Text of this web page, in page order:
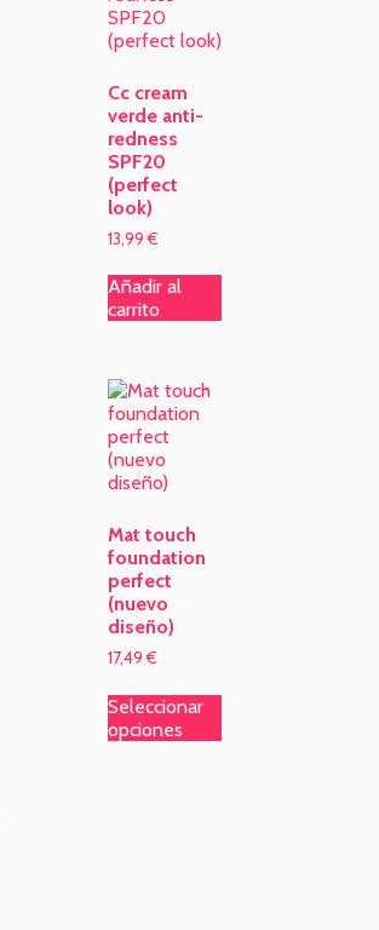
Cc cream
verde anti-
redness
SPF20
(perfect
look)
13,99€
Añadir al
carrito
Mat touch
foundation
perfect
(nuevo
diseño)
17,49€
Seleccionar
opciones